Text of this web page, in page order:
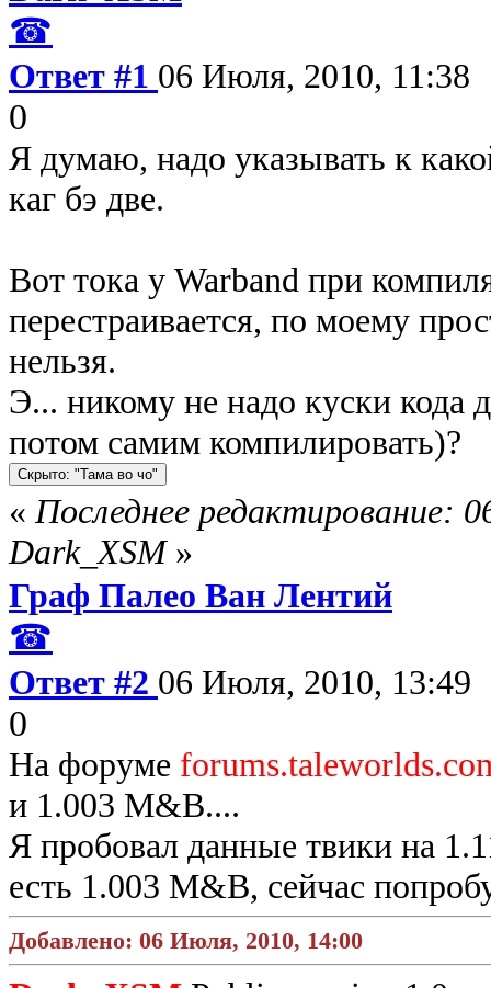
☎
Ответ #1 06 Июля, 2010, 11:38
0
Я думаю, надо указывать к
каг бэ две.
Вот тока у Warband при
перестраивается, по моему
нельзя.
Э... никому не надо куски
потом самим компилировать)?
« Последнее редактирование:
Dark_XSM»
Граф Палео Ван Лентий
☎
Ответ #2 06 Июля, 2010, 13:49
0
На форуме
и 1.003 M&B....
Я пробовал данные твики на
есть 1.003 M&B, сейчас
Добавлено: 06 Июля, 2010, 14:00